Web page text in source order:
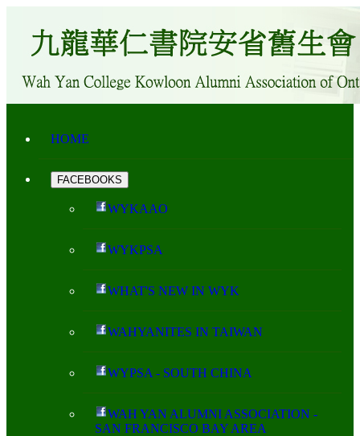
HOME
FACEBOOKS
WYKAAO
WYKPSA
WHAT'S NEW IN WYK
WAHYANITES IN TAIWAN
WYPSA - SOUTH CHINA
WAH YAN ALUMNI ASSOCIATION -
SAN FRANCISCO BAY AREA